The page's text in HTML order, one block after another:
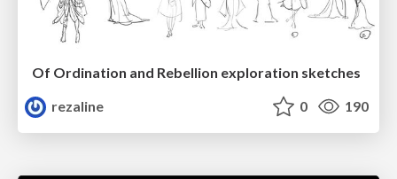
Of Ordination and Rebellion exploration sketches
rezaline
0 190